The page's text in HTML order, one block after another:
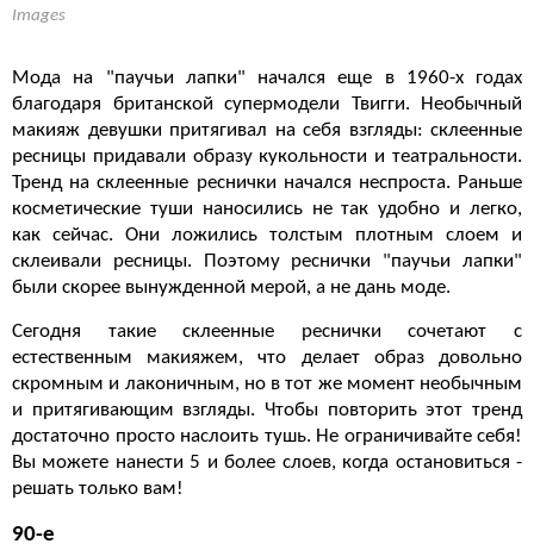
Images
Мода на "паучьи лапки" начался еще в 1960-х годах
благодаря британской супермодели Твигги. Необычный
макияж девушки притягивал на себя взгляды: склеенные
ресницы придавали образу кукольности и театральности.
Тренд на склеенные реснички начался неспроста. Раньше
косметические туши наносились не так удобно и легко,
как сейчас. Они ложились толстым плотным слоем и
склеивали ресницы. Поэтому реснички "паучьи лапки"
были скорее вынужденной мерой, а не дань моде.
Сегодня такие склеенные реснички сочетают с
естественным макияжем, что делает образ довольно
скромным и лаконичным, но в тот же момент необычным
и притягивающим взгляды. Чтобы повторить этот тренд
достаточно просто наслоить тушь. Не ограничивайте себя!
Вы можете нанести 5 и более слоев, когда остановиться -
решать только вам!
90-е